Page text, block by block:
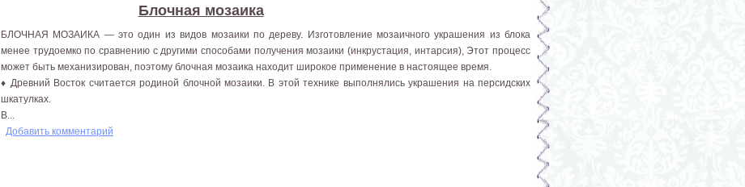
Блочная мозаика
БЛОЧНАЯ МОЗАИКА — это один из видов мозаики по дереву. Изготовление мозаичного украшения из блока
менее трудоемко по сравнению с другими способами получения мозаики (инкрустация, интарсия), Этот процесс
может быть механизирован, поэтому блочная мозаика находит широкое применение в настоящее время.
♦ Древний Восток считается родиной блочной мозаики. В этой технике выполнялись украшения на персидских
шкатулках.
В...
Добавить комментарий